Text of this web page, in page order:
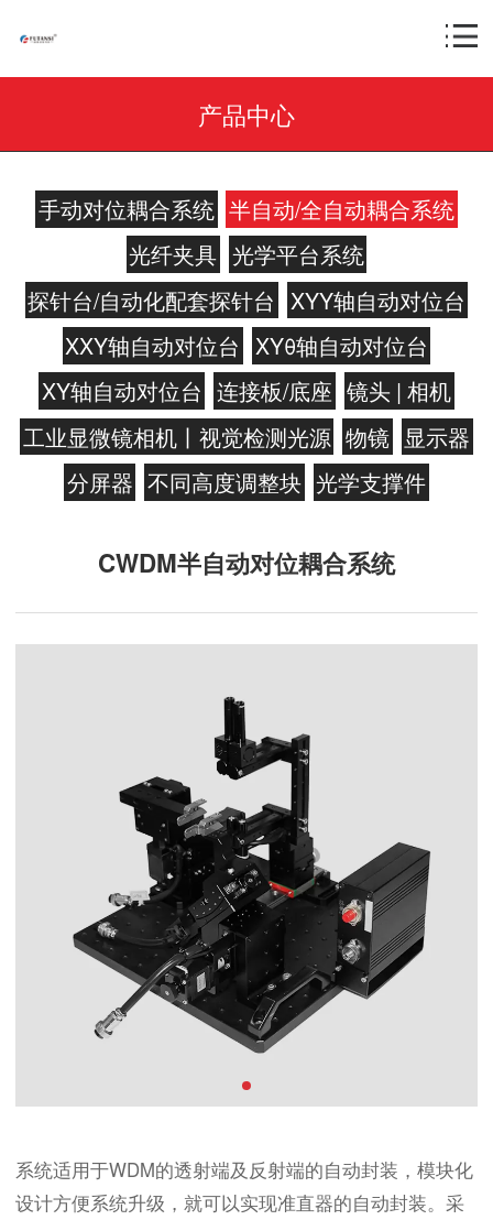
产品中心
手动对位耦合系统 半自动/全自动耦合系统
光纤夹具 光学平台系统
探针台/自动化配套探针台 XYY轴自动对位台
XXY轴自动对位台 XYθ轴自动对位台
XY轴自动对位台 连接板/底座 镜头 | 相机
工业显微镜相机丨视觉检测光源 物镜 显示器
分屏器 不同高度调整块 光学支撑件
CWDM半自动对位耦合系统
系统适用于WDM的透射端及反射端的自动封装，模块化
设计方便系统升级，就可以实现准直器的自动封装。采